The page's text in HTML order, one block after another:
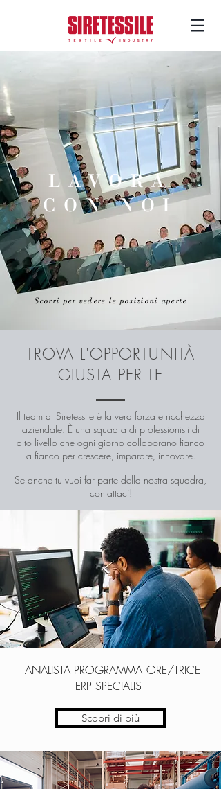
LAVORA
CON NOI
Scorri per vedere le posizioni aperte
TROVA L'OPPORTUNITÀ
GIUSTA PER TE
Il team di Siretessile è la vera forza e ricchezza
aziendale. È una squadra di professionisti di
alto livello che ogni giorno collaborano fianco
a fianco per crescere, imparare, innovare.
Se anche tu vuoi far parte della nostra squadra,
contattaci!
ANALISTA PROGRAMMATORE/TRICE
ERP SPECIALIST
Scopri di più